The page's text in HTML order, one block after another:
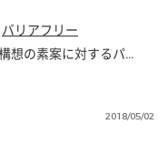
バリアフリー
（仮称）新市原市バリアフリー基本構想の素案に対するパブリックコメントの実施結果について
2018/05/02